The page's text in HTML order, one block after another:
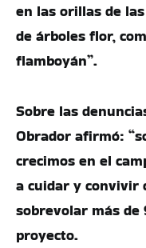
en las orillas de
de árboles flor,
flamboyán”.
Sobre las
Obrador afirmó:
crecimos en el
a cuidar y convivir
sobrevolar más
proyecto.